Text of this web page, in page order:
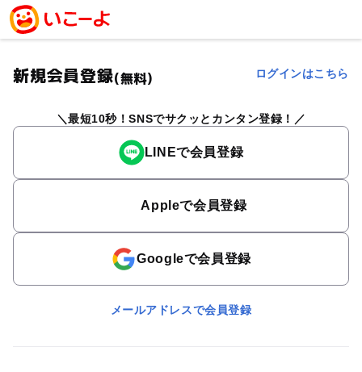
新規会員登録(無料) ログインはこちら
最短10秒！SNSでサクッとカンタン登録！
LINEで会員登録
Appleで会員登録
Googleで会員登録
メールアドレスで会員登録